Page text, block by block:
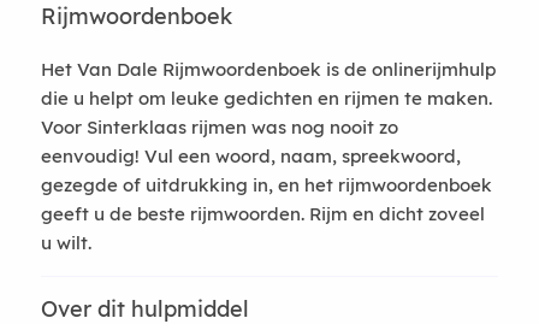
Rijmwoordenboek
Het Van Dale Rijmwoordenboek is de onlinerijmhulp
die u helpt om leuke gedichten en rijmen te maken.
Voor Sinterklaas rijmen was nog nooit zo
eenvoudig! Vul een woord, naam, spreekwoord,
gezegde of uitdrukking in, en het rijmwoordenboek
geeft u de beste rijmwoorden. Rijm en dicht zoveel
u wilt.
Over dit hulpmiddel